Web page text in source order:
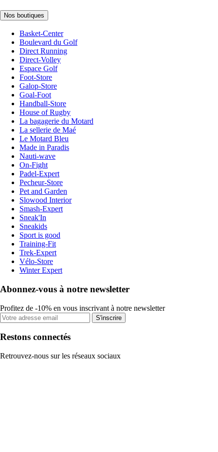
Nos boutiques
Basket-Center
Boulevard du Golf
Direct Running
Direct-Volley
Espace Golf
Foot-Store
Galop-Store
Goal-Foot
Handball-Store
House of Rugby
La bagagerie du Motard
La sellerie de Maé
Le Motard Bleu
Made in Paradis
Nauti-wave
On-Fight
Padel-Expert
Pecheur-Store
Pet and Garden
Slowood Interior
Smash-Expert
Sneak'In
Sneakids
Sport is good
Training-Fit
Trek-Expert
Vélo-Store
Winter Expert
Abonnez-vous à notre newsletter
Profitez de -10% en vous inscrivant à notre newsletter
S'inscrire
Restons connectés
Retrouvez-nous sur les réseaux sociaux